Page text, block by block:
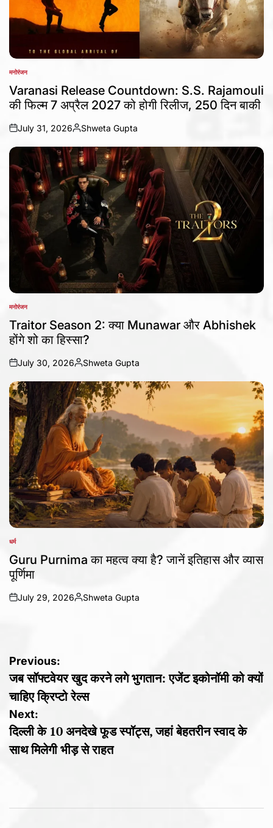
POSTED
IN
मनोरंजन
Varanasi Release Countdown: S.S. Rajamouli
की फिल्म 7 अप्रैल 2027 को होगी रिलीज, 250 दिन बाकी
on
July 31, 2026
Posted
by
Shweta Gupta
POSTED
IN
मनोरंजन
Traitor Season 2: क्या Munawar और Abhishek
होंगे शो का हिस्सा?
on
July 30, 2026
Posted
by
Shweta Gupta
POSTED
IN
धर्म
Guru Purnima का महत्व क्या है? जानें इतिहास और व्यास
पूर्णिमा
on
July 29, 2026
Posted
Shweta Gupta
Post
navigation
Previous:
जब सॉफ्टवेयर खुद करने लगे भुगतान: एजेंट इकोनॉमी को क्यों
चाहिए क्रिप्टो रेल्स
Next:
दिल्ली के 10 अनदेखे फूड स्पॉट्स, जहां बेहतरीन स्वाद के
साथ मिलेगी भीड़ से राहत